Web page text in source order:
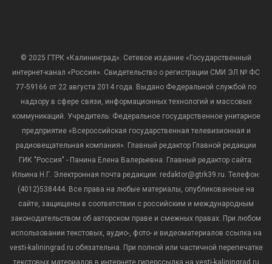
© 2025 ГТРК «Калининград». Сетевое издание «Государственный
интернет-канал «Россия». Свидетельство о регистрации СМИ ЭЛ № ФС
77-59166 от 22 августа 2014 года. Выдано Федеральной службой по
надзору в сфере связи, информационных технологий и массовых
коммуникаций. Учредитель: Федеральное государственное унитарное
предприятие «Всероссийская государственная телевизионная и
радиовещательная компания». Главный редактор Главной редакции
ГИК "Россия" - Панина Елена Валерьевна. Главный редактор сайта:
Ильина Н.Г. Электронная почта редакции: redaktor@gtrk39.ru. Телефон:
(4012)538444. Все права на любые материалы, опубликованные на
сайте, защищены в соответствии с российским и международным
законодательством об авторском праве и смежных правах. При любом
использовании текстовых, аудио-, фото- и видеоматериалов ссылка на
vesti-kaliningrad.ru обязательна. При полной или частичной перепечатке